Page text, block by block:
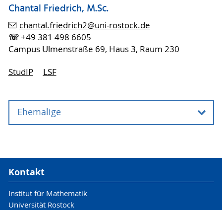
Chantal Friedrich, M.Sc.
chantal.friedrich2@uni-rostock.de
☏+49 381 498 6605
Campus Ulmenstraße 69, Haus 3, Raum 230
StudIP LSF
Ehemalige
Prof. Dr. Konrad Engel
konrad.engel
apl. Prof. Dr. Roger Labahn
roger.labahn
Kontakt
Institut für Mathematik
Universität Rostock